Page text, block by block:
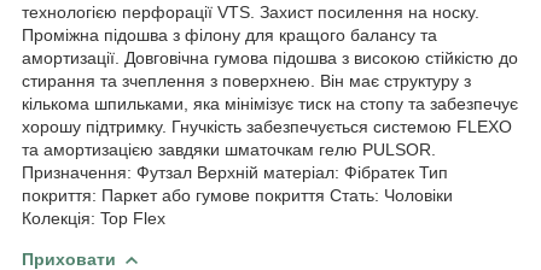
технологією перфорації VTS. Захист посилення на носку.
Проміжна підошва з філону для кращого балансу та
амортизації. Довговічна гумова підошва з високою стійкістю до
стирання та зчеплення з поверхнею. Він має структуру з
кількома шпильками, яка мінімізує тиск на стопу та забезпечує
хорошу підтримку. Гнучкість забезпечується системою FLEXO
та амортизацією завдяки шматочкам гелю PULSOR.
Призначення: Футзал Верхній матеріал: Фібратек Тип
покриття: Паркет або гумове покриття Стать: Чоловіки
Колекція: Top Flex
Приховати